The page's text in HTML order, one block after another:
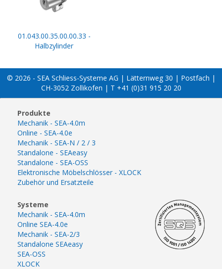
01.043.00.35.00.00.33 -
Halbzylinder
© 2026 - SEA Schliess-Systeme AG | Lätternweg 30 | Postfach |
CH-3052 Zollikofen | T +41 (0)31 915 20 20
Produkte
Mechanik - SEA-4.0m
Online - SEA-4.0e
Mechanik - SEA-N / 2 / 3
Standalone - SEAeasy
Standalone - SEA-OSS
Elektronische Möbelschlösser - XLOCK
Zubehör und Ersatzteile
Systeme
Mechanik - SEA-4.0m
Online SEA-4.0e
Mechanik - SEA-2/3
Standalone SEAeasy
SEA-OSS
XLOCK